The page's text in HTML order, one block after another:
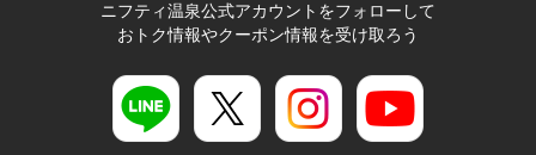
ニフティ温泉公式アカウントをフォローして
おトク情報やクーポン情報を受け取ろう